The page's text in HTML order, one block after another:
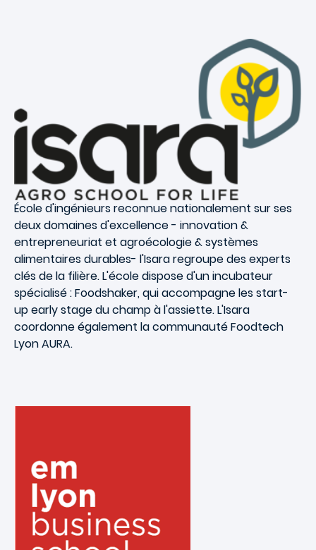
École d'ingénieurs reconnue nationalement sur ses
deux domaines d'excellence - innovation &
entrepreneuriat et agroécologie & systèmes
alimentaires durables- l'Isara regroupe des experts
clés de la filière. L'école dispose d'unincubateur
spécialisé: Foodshaker, qui accompagne les start-
up early stage du champ à l'assiette. L'Isara
coordonne également la communautéFoodtech
Lyon AURA.